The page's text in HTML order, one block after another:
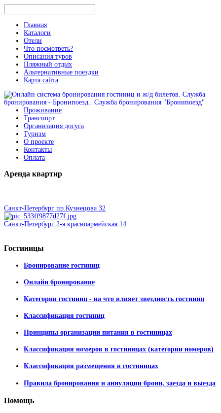
Главная
Каталоги
Отели
Что посмотреть?
Описания туров
Пляжный отдых
Альтернативные поездки
Карта сайта
Проживание
Транспорт
Организация досуга
Туризм
О проекте
Контакты
Оплата
Аренда квартир
Санкт-Петербург пр.Кузнецова 32
Санкт-Петербург 2-я красноармейская 14
Гостиницы
Бронирование гостиниц
Онлайн бронирование
Категории гостиниц - на что влияет звездность гостиниц
Классификация гостиниц
Принципы организации питания в гостиницах
Классификация номеров в гостиницах (категории номеров)
Классификация размещения в гостиницах
Правила бронирования и аннуляции брони, заезда и выезда
Помощь